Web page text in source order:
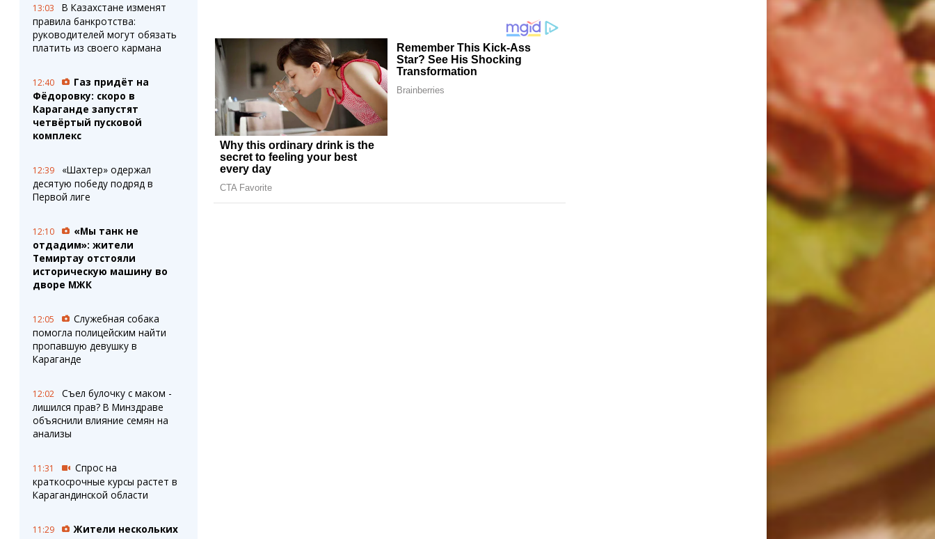
13:03
В Казахстане изменят
правила банкротства:
руководителей могут обязать
платить из своего кармана
12:40
Газ придёт на
Фёдоровку: скоро в
Караганде запустят
четвёртый пусковой
комплекс
12:39
«Шахтер» одержал
десятую победу подряд в
Первой лиге
12:10
«Мы танк не
отдадим»: жители
Темиртау отстояли
историческую машину во
дворе МЖК
12:05
Служебная собака
помогла полицейским найти
пропавшую девушку в
Караганде
12:02
Съел булочку с маком -
лишился прав? В Минздраве
объяснили влияние семян на
анализы
11:31
Спрос на
краткосрочные курсы растет в
Карагандинской области
11:29
Жители нескольких